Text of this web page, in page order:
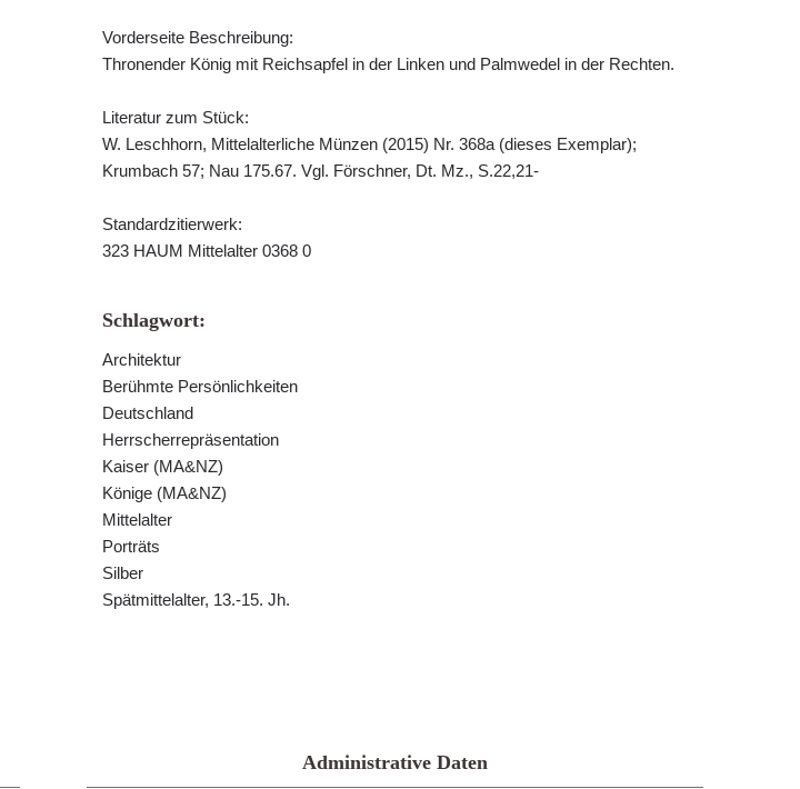
Vorderseite Beschreibung:
Thronender König mit Reichsapfel in der Linken und Palmwedel in der Rechten.
Literatur zum Stück:
W. Leschhorn, Mittelalterliche Münzen (2015) Nr. 368a (dieses Exemplar);
Krumbach 57; Nau 175.67. Vgl. Förschner, Dt. Mz., S.22,21-
Standardzitierwerk:
323 HAUM Mittelalter 0368 0
Schlagwort:
Architektur
Berühmte Persönlichkeiten
Deutschland
Herrscherrepräsentation
Kaiser (MA&NZ)
Könige (MA&NZ)
Mittelalter
Porträts
Silber
Spätmittelalter, 13.-15. Jh.
Administrative Daten